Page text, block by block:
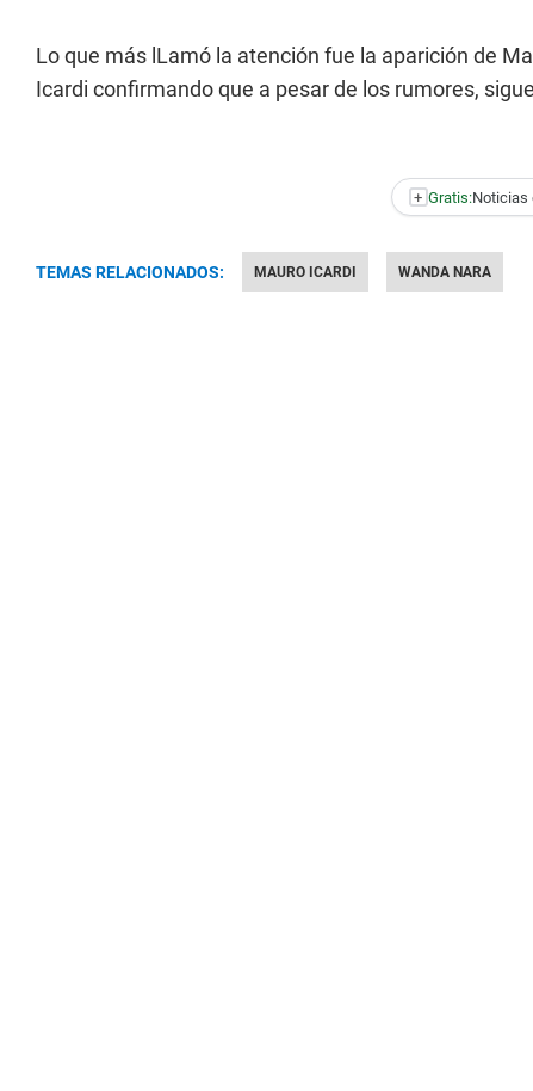
Lo que más lLamó la atención fue la aparición de
Icardi confirmando que a pesar de los rumores,
+ Gratis:Noticias
TEMAS RELACIONADOS: MAURO ICARDI WANDA NARA